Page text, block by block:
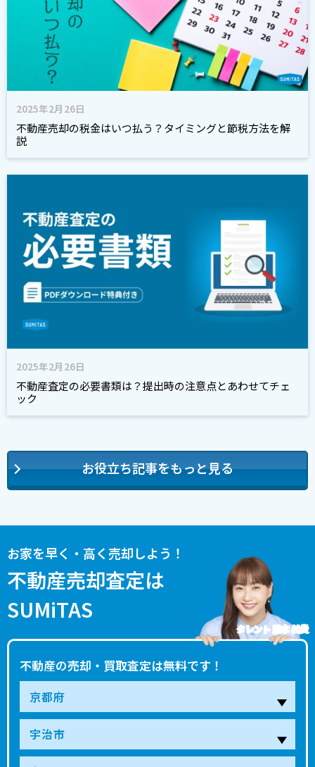
2025年2月26日
不動産売却の税金はいつ払う？タイミングと節税方法を解
説
2025年2月26日
不動産査定の必要書類は？提出時の注意点とあわせてチェ
ック
お役立ち記事をもっと見る
お家を早く・高く売却しよう！
不動産売却査定は
SUMiTAS
不動産の売却・買取査定は無料です！
タレント 藤本 美貴